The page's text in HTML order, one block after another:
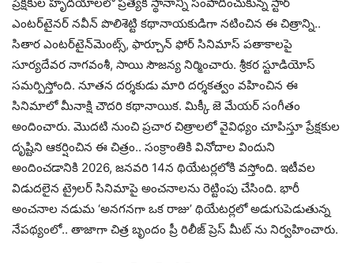
ఎంటర్‌టైనర్ నవీన్‌ పొలిశెట్టి కథానాయకుడిగా నటించిన ఈ చిత్రాన్ని..
సితార ఎంటర్‌టైన్‌మెంట్స్, ఫార్చూన్ ఫోర్ సినిమాస్ పతాకాలపై
సూర్యదేవర నాగవంశీ, సాయి సౌజన్య నిర్మించారు. శ్రీకర స్టూడియోస్
సమర్పిస్తోంది. నూతన దర్శకుడు మారి దర్శకత్వం వహించిన ఈ
సినిమాలో మీనాక్షి చౌదరి కథానాయిక. మిక్కీ జె మేయర్ సంగీతం
అందించారు. మొదటి నుంచి ప్రచార చిత్రాలలో వైవిధ్యం చూపిస్తూ ప్రేక్షకుల
దృష్టిని ఆకర్షించిన ఈ చిత్రం.. సంక్రాంతికి వినోదాల విందుని
అందించడానికి 2026, జనవరి 14న థియేటర్లలోకి వస్తోంది. ఇటీవల
విడుదలైన ట్రైలర్ సినిమాపై అంచనాలను రెట్టింపు చేసింది. భారీ
అంచనాల నడుమ ‘అనగనగా ఒక రాజు’ థియేటర్లలో అడుగుపెడుతున్న
నేపథ్యంలో.. తాజాగా చిత్ర బృందం ప్రీ రిలీజ్ ప్రెస్ మీట్ ను నిర్వహించారు.